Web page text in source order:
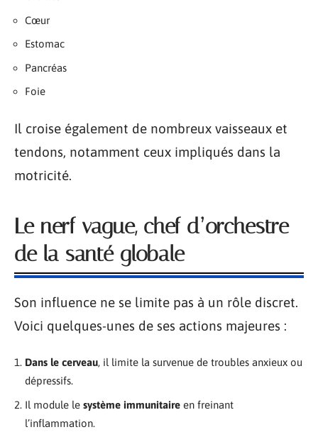
Cœur
Estomac
Pancréas
Foie
Il croise également de nombreux vaisseaux et
tendons, notamment ceux impliqués dans la
motricité.
Le nerf vague, chef d’orchestre
de la santé globale
Son influence ne se limite pas à un rôle discret.
Voici quelques-unes de ses actions majeures :
Dans le cerveau, il limite la survenue de troubles anxieux ou
dépressifs.
Il module le système immunitaire en freinant
l’inflammation.